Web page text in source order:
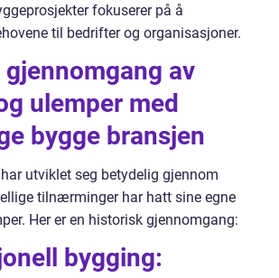
fokuserer på å
til bedrifter og organisasjoner.
av
ulemper med
bygge bransjen
utviklet seg betydelig gjennom
tilnærminger har hatt sine egne
Her er en historisk gjennomgang:
bygging: